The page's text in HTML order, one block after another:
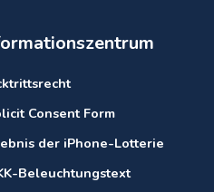
Consent Form
der iPhone-Lotterie
Beleuchtungstext